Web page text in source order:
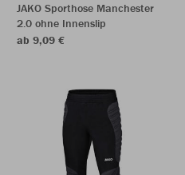
JAKO Sporthose Manchester
2.0 ohne Innenslip
ab 9,09 €